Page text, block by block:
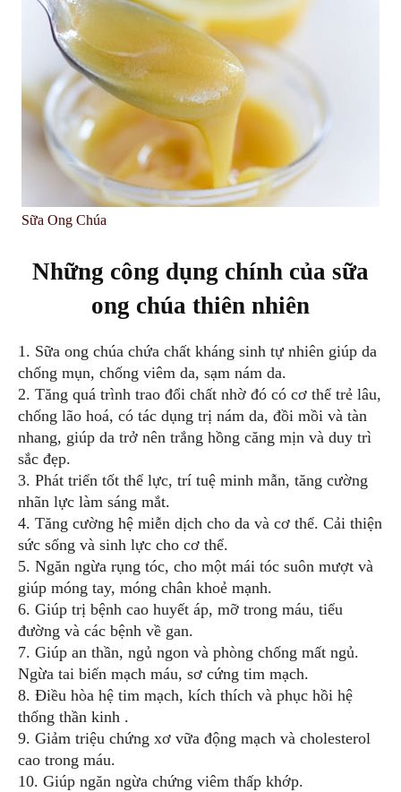
Sữa Ong Chúa
Những công dụng chính của sữa
ong chúa thiên nhiên
1. Sữa ong chúa chứa chất kháng sinh tự nhiên giúp da
chống mụn, chống viêm da, sạm nám da.
2. Tăng quá trình trao đổi chất nhờ đó có cơ thể trẻ lâu,
chống lão hoá, có tác dụng trị nám da, đồi mồi và tàn
nhang, giúp da trở nên trắng hồng căng mịn và duy trì
sắc đẹp.
3. Phát triển tốt thể lực, trí tuệ minh mẫn, tăng cường
nhãn lực làm sáng mắt.
4. Tăng cường hệ miễn dịch cho da và cơ thể. Cải thiện
sức sống và sinh lực cho cơ thể.
5. Ngăn ngừa rụng tóc, cho một mái tóc suôn mượt và
giúp móng tay, móng chân khoẻ mạnh.
6. Giúp trị bệnh cao huyết áp, mỡ trong máu, tiểu
đường và các bệnh về gan.
7. Giúp an thần, ngủ ngon và phòng chống mất ngủ.
Ngừa tai biến mạch máu, sơ cứng tim mạch.
8. Điều hòa hệ tim mạch, kích thích và phục hồi hệ
thống thần kinh .
9. Giảm triệu chứng xơ vữa động mạch và cholesterol
cao trong máu.
10. Giúp ngăn ngừa chứng viêm thấp khớp.